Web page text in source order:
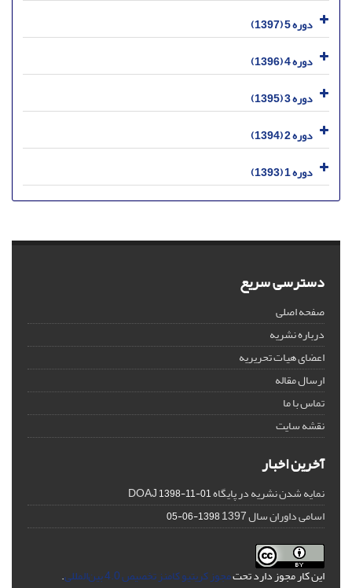
دوره 5 (1397)
دوره 4 (1396)
دوره 3 (1395)
دوره 2 (1394)
دوره 1 (1393)
دسترسی سریع
صفحه اصلی
درباره نشریه
اعضای هیات تحریریه
ارسال مقاله
تماس با ما
نقشه سایت
آخرین اخبار
نمایه شدن نشریه در پایگاه DOAJ1398-11-01
اسامی داوران سال 1397 1398-06-05
این کار مجوز دارد تحتمجوز کریتیو کامنز تخصیص 4.0 بین‌المللی .